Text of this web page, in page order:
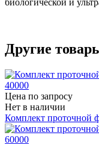
Другие
Цена по запросу
Нет в наличии
Комплект проточной